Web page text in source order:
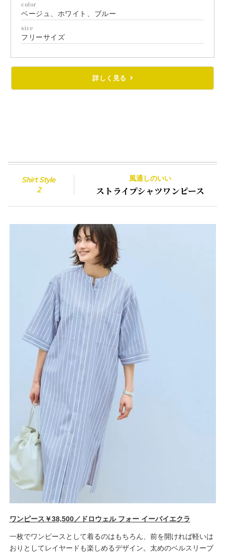
color
ベージュ、ホワイト、ブルー
size
フリーサイズ
詳しく見る
Shirt Style
2
風通しのいい
ストライプシャツワンピース
ワンピース￥38,500／ドロウェル フォー イーバイエクラ
一枚でワンピースとして着るのはもちろん、前を開ければ軽いは
おりとしてレイヤードも楽しめるデザイン。太めのベルスリーブ